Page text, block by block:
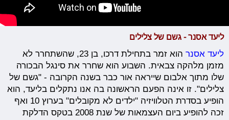
ליעד אסנר - גשם של צלילים
ליעד אסנר
הוא זמר בתחילת דרכו, בן 23, שהשתחרר לא
מזמן מלהקה צבאית. השבוע הוא שחרר את סינגל הבכורה
שלו מתוך אלבום שייראה אור כבר בשנה הקרובה - "גשם של
צלילים". זו אינה הפעם הראשונה בה אנו נתקלים בליעד, הוא
הופיע בסדרת הטלוויזיה "ילדים לא מקובלים" בערוץ 10 ואף
זכה להופיע ביום העצמאות של שנת 2008 בטקס הדלקת